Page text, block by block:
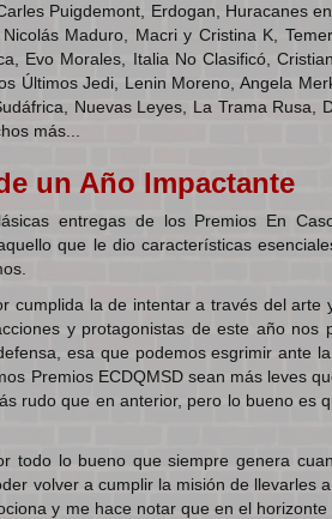
Puigdemont, Erdogan, Huracanes
Maduro, Macri y Cristina K,
Evo Morales, Italia No Clasificó,
Últimos Jedi, Lenin Moreno, Angela
Nuevas Leyes, La Trama Rusa,
más...
un Año Impactante
entregas de los Premios En
que le dio características
cumplida la de intentar a través del arte
y protagonistas de este año nos
esa que podemos esgrimir ante
Premios ECDQMSD sean más leves
rudo que en anterior, pero lo bueno es
todo lo bueno que siempre genera
volver a cumplir la misión de llevarles
y me hace notar que en el